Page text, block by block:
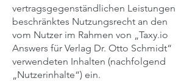
vertragsgegenständlichen Leistungen
beschränktes Nutzungsrecht an den
vom Nutzer im Rahmen von „Taxy.io
Answers für Verlag Dr. Otto Schmidt“
verwendeten Inhalten (nachfolgend
„Nutzerinhalte“) ein.